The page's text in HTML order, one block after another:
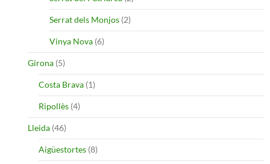
Serrat dels Monjos (2)
Vinya Nova (6)
Girona (5)
Costa Brava (1)
Ripollès (4)
Lleida (46)
Aigüestortes (8)